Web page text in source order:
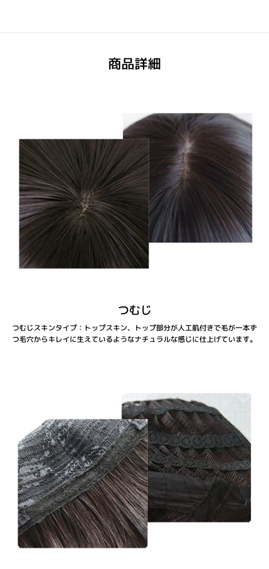
商品詳細
つむじ
つむじスキンタイプ：トップスキン、トップ部分が人工肌付きで毛が一本ず
つ毛穴からキレイに生えているようなナチュラルな感じに仕上げています。